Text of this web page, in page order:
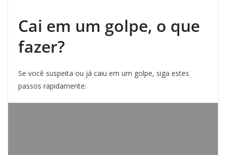
Cai em um golpe, o que
fazer?
Se você suspeita ou já caiu em um golpe, siga estes
passos rapidamente: